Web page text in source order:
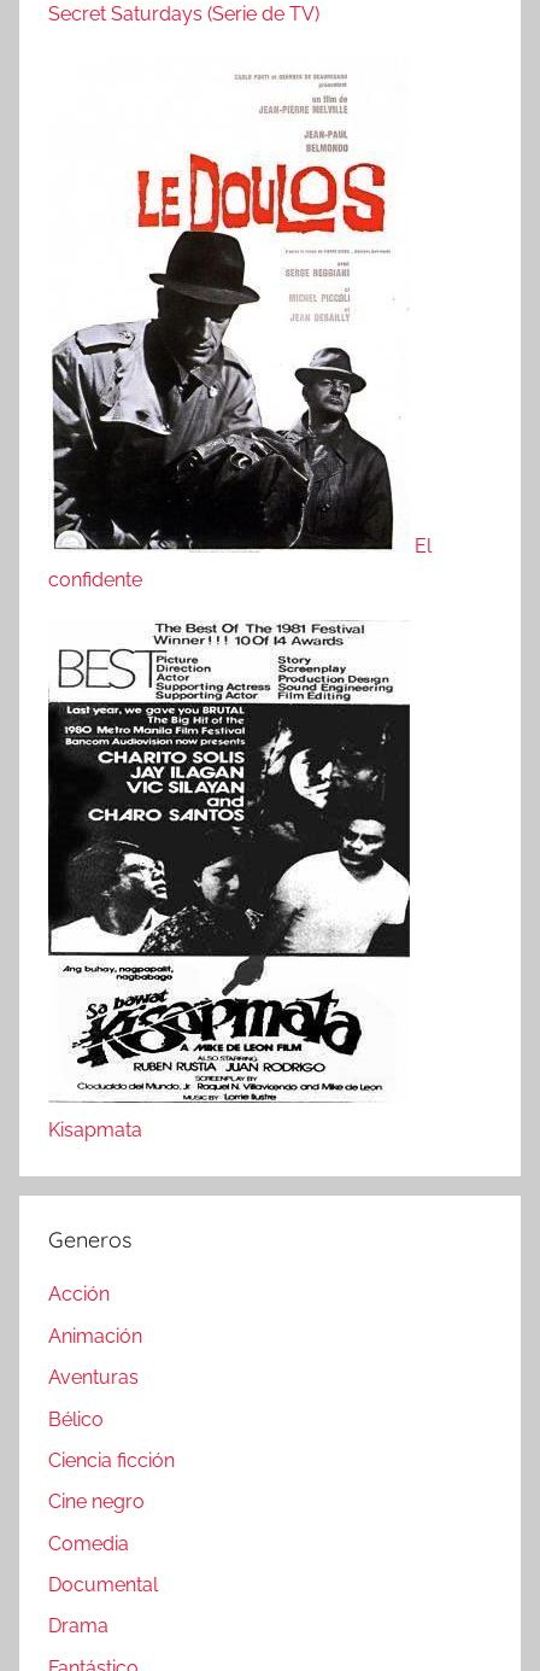
Secret Saturdays (Serie de TV)
El
confidente
Kisapmata
Generos
Acción
Animación
Aventuras
Bélico
Ciencia ficción
Cine negro
Comedia
Documental
Drama